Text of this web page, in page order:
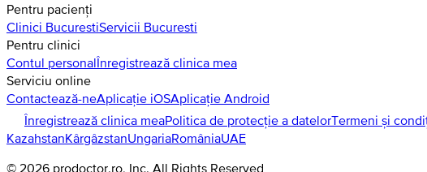
Pentru pacienți
Clinici BucurestiServicii Bucuresti
Pentru clinici
Contul personalÎnregistrează clinica mea
Serviciu online
Contactează-neAplicație iOSAplicație Android
Înregistrează clinica meaPolitica de protecție a datelorTermeni și
KazahstanKârgâzstanUngariaRomâniaUAE
© 2026 prodoctor.ro, Inc. All Rights Reserved